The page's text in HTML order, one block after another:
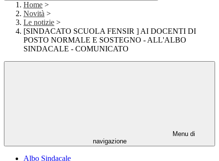
Home >
Novità >
Le notizie >
[SINDACATO SCUOLA FENSIR ] AI DOCENTI DI
POSTO NORMALE E SOSTEGNO - ALL'ALBO
SINDACALE - COMUNICATO
Menu di
navigazione
Albo Sindacale